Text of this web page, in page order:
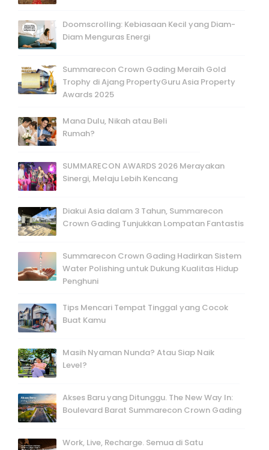
Doomscrolling: Kebiasaan Kecil yang Diam-
Diam Menguras Energi
Summarecon Crown Gading Meraih Gold
Trophy di Ajang PropertyGuru Asia Property
Awards 2025
Mana Dulu, Nikah atau Beli
Rumah?
SUMMARECON AWARDS 2026 Merayakan
Sinergi, Melaju Lebih Kencang
Diakui Asia dalam 3 Tahun, Summarecon
Crown Gading Tunjukkan Lompatan Fantastis
Summarecon Crown Gading Hadirkan Sistem
Water Polishing untuk Dukung Kualitas Hidup
Penghuni
Tips Mencari Tempat Tinggal yang Cocok
Buat Kamu
Masih Nyaman Nunda? Atau Siap Naik
Level?
Akses Baru yang Ditunggu. The New Way In:
Boulevard Barat Summarecon Crown Gading
Work, Live, Recharge. Semua di Satu